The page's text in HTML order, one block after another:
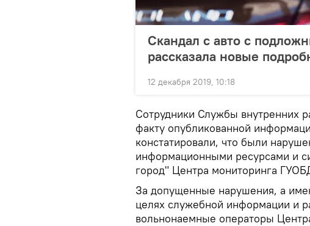
Скандал с авто с
рассказала новые
12 декабря 2019, 10:18
Сотрудники Службы внутренних
факту опубликованной
констатировали, что были
информационными ресурсами и
город" Центра мониторинга
За допущенные нарушения, а
целях служебной информации и
вольнонаемные операторы